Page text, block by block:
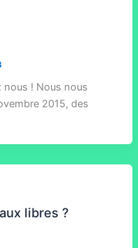
nous ! Nous nous
2015, des
libres ?